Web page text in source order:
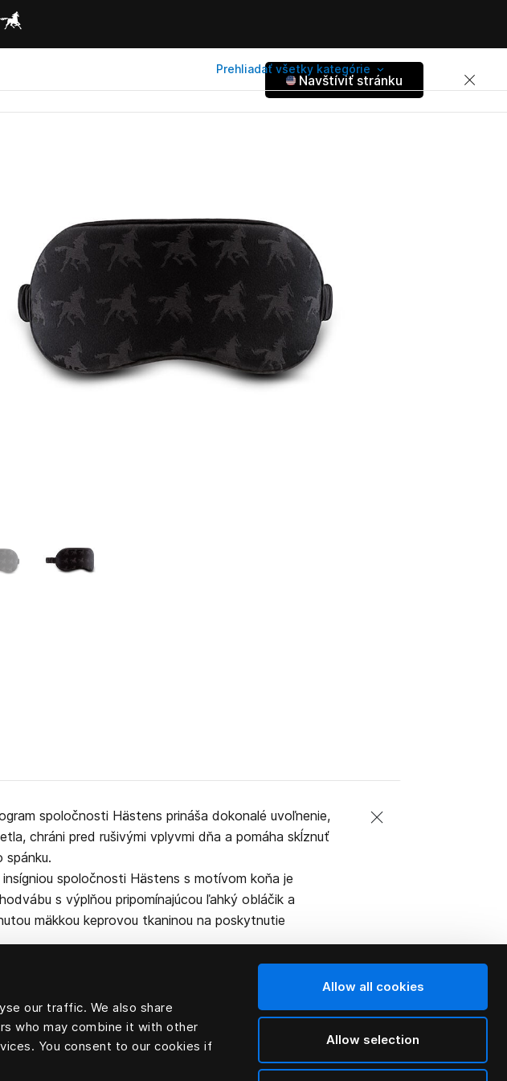
our traffic. We also share
who may combine it with other
You consent to our cookies if
Allow all cookies
Allow selection
Prehliadať všetky kategórie
Navštíviť stránku
spoločnosti Hästens prináša dokonalé uvoľnenie,
chráni pred rušivými vplyvmi dňa a pomáha skĺznuť
spánku.
spoločnosti Hästens s motívom koňa je
s výplňou pripomínajúcou ľahký obláčik a
mäkkou keprovou tkaninou na poskytnutie